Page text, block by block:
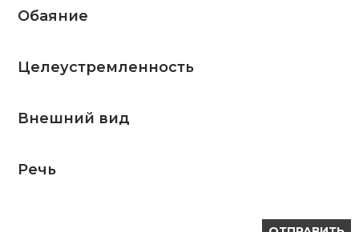
Обаяние
Целеустремленность
Внешний вид
Речь